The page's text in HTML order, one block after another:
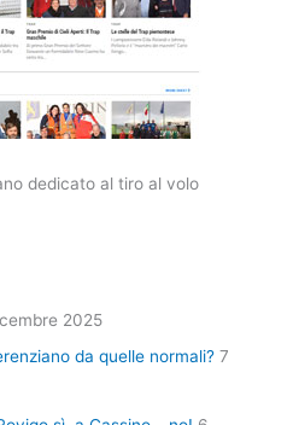
dedicato al tiro al volo
2025
da quelle normali? 7